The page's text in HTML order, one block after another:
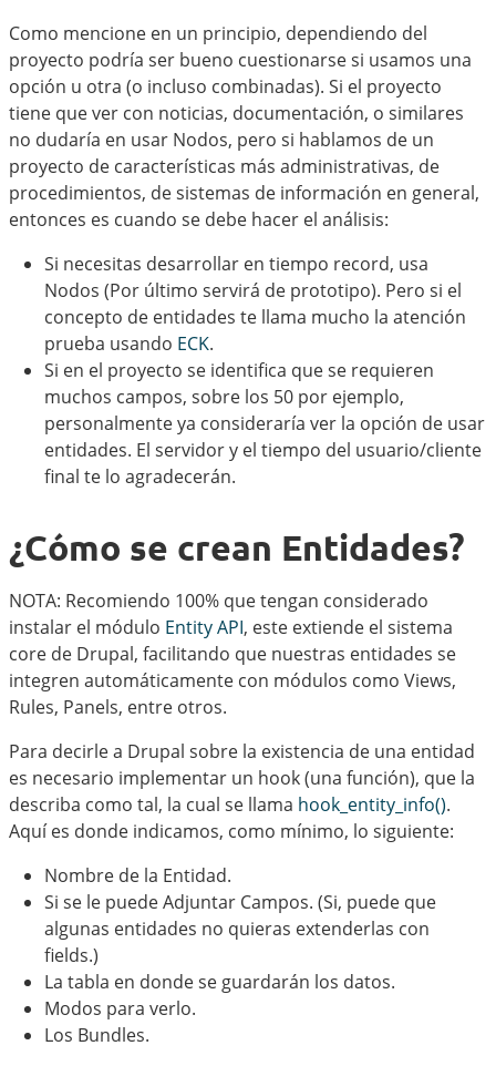
Como mencione en un principio, dependiendo del
proyecto podría ser bueno cuestionarse si usamos una
opción u otra (o incluso combinadas). Si el proyecto
tiene que ver con noticias, documentación, o similares
no dudaría en usar Nodos, pero si hablamos de un
proyecto de características más administrativas, de
procedimientos, de sistemas de información en general,
entonces es cuando se debe hacer el análisis:
Si necesitas desarrollar en tiempo record, usa
Nodos (Por último servirá de prototipo). Pero si el
concepto de entidades te llama mucho la atención
prueba usando ECK.
Si en el proyecto se identifica que se requieren
muchos campos, sobre los 50 por ejemplo,
personalmente ya consideraría ver la opción de usar
entidades. El servidor y el tiempo del usuario/cliente
final te lo agradecerán.
¿Cómo se crean Entidades?
NOTA: Recomiendo 100% que tengan considerado
instalar el módulo Entity API, este extiende el sistema
core de Drupal, facilitando que nuestras entidades se
integren automáticamente con módulos como Views,
Rules, Panels, entre otros.
Para decirle a Drupal sobre la existencia de una entidad
es necesario implementar un hook (una función), que la
describa como tal, la cual se llama hook_entity_info().
Aquí es donde indicamos, como mínimo, lo siguiente:
Nombre de la Entidad.
Si se le puede Adjuntar Campos. (Si, puede que
algunas entidades no quieras extenderlas con
fields.)
La tabla en donde se guardarán los datos.
Modos para verlo.
Los Bundles.